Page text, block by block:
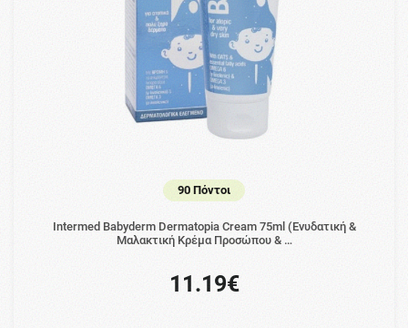
90 Πόντοι
Intermed Babyderm Dermatopia Cream 75ml (Ενυδατική &
Μαλακτική Κρέμα Προσώπου & …
11.19€